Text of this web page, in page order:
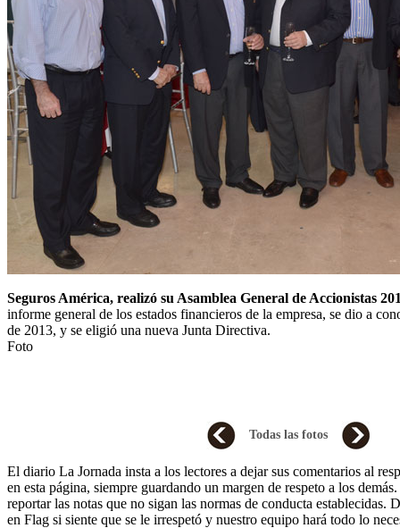
Seguros América, realizó su Asamblea General de Accionistas
informe general de los estados financieros de la empresa, se dio a
de 2013, y se eligió una nueva Junta Directiva.
Foto
Todas las fotos
El diario La Jornada insta a los lectores a dejar sus comentarios al
en esta página, siempre guardando un margen de respeto a los
reportar las notas que no sigan las normas de conducta establecidas.
en Flag si siente que se le irrespetó y nuestro equipo hará todo lo